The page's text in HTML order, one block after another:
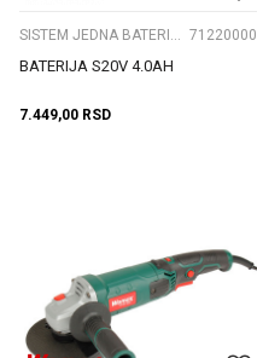
71220000
BATERIJA S20V 4.0AH
7.449,00 RSD